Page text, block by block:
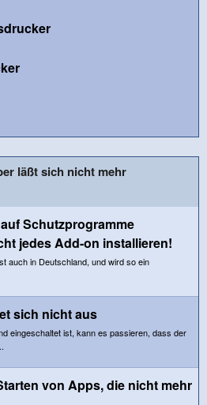
läßt sich nicht mehr
Schutzprogramme
jedes Add-on installieren!
auch in Deutschland, und wird so ein
sich nicht aus
eingeschaltet ist, kann es passieren, dass der
von Apps, die nicht mehr